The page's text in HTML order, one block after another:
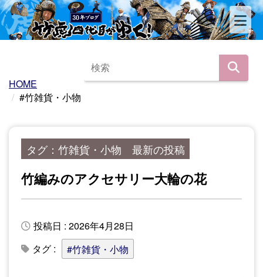
HOME
#竹雑貨・小物
タグ：竹雑貨・小物 最新の投稿
竹編みのアクセサリー大輪の花
投稿日 : 2026年4月28日
タグ :
#竹雑貨・小物